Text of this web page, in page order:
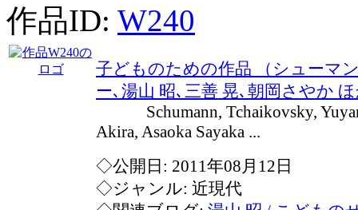
作品ID: W240
子どものための作品 （シューマ
ー､湯山 昭､三善 晃､朝岡さやか
Schumann, Tchaikovsky,
Akira, Asaoka Sayaka ...
◇公開日: 2011年08月12日
◇ジャンル: 近現代